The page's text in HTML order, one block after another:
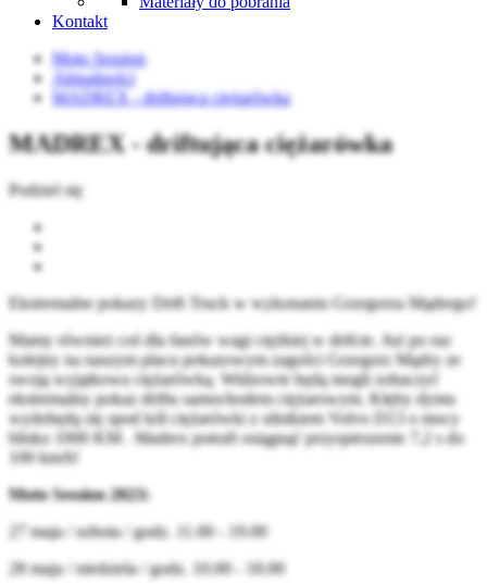
Kontakt
Moto Session
Aktualności
MADREX - driftująca ciężarówka
MADREX - driftująca ciężarówka
Podziel się
Ekstremalne pokazy Drift Truck w wykonaniu Grzegorza Mądrego!
Mamy również coś dla fanów wagi ciężkiej w drifcie. Już po raz
kolejny na naszym placu pokazowym zagości Grzegorz Mądry ze
swoją wyjątkowa ciężarówką. Widzowie będą mogli zobaczyć
ekstremalny pokaz driftu samochodem ciężarowym. Kłęby dymu
wydobędą się spod kół ciężarówki z silnikiem Volvo D13 o mocy
blisko 1000 KM . Madrex potrafi osiągnąć przyspieszenie 7,2 s do
100 km/h!
Moto Session 2023:
27 maja / sobota / godz. 11.00 - 19.00
28 maja / niedziela / godz. 10.00 - 18.00